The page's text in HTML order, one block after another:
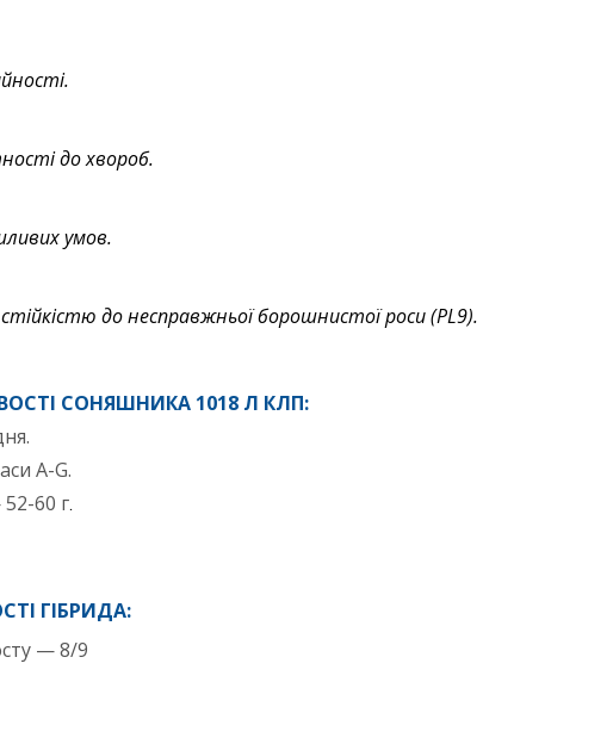
до хвороб.
умов.
до несправжньої борошнистої роси (PL9).
СОНЯШНИКА 1018 Л КЛП:
A-G.
60 г.
ГІБРИДА:
— 8/9